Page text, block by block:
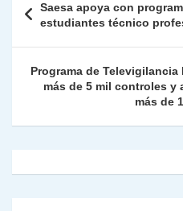
p
p
m o
o
k
ie
n
dl
y
ar
tir
de
entradas
Saesa apoya con
estudiantes técnico
Programa de
más de 5 mil controles y
más de